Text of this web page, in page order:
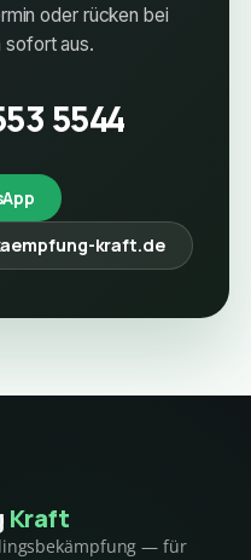
oder rücken bei
sofort aus.
5544
kraft.de
Kraft
— für